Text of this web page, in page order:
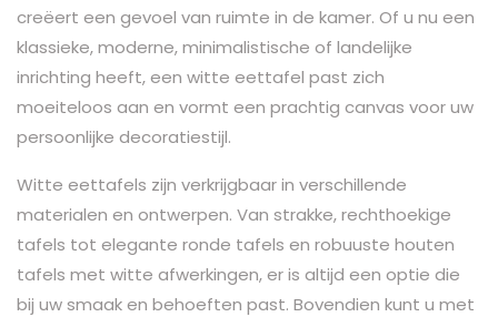
creëert een gevoel van ruimte in de kamer. Of u nu een
klassieke, moderne, minimalistische of landelijke
inrichting heeft, een witte eettafel past zich
moeiteloos aan en vormt een prachtig canvas voor uw
persoonlijke decoratiestijl.
Witte eettafels zijn verkrijgbaar in verschillende
materialen en ontwerpen. Van strakke, rechthoekige
tafels tot elegante ronde tafels en robuuste houten
tafels met witte afwerkingen, er is altijd een optie die
bij uw smaak en behoeften past. Bovendien kunt u met